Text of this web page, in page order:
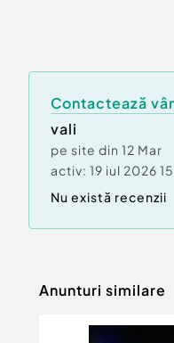
Contactează
vali
pe site din 12 Mar
activ: 19 iul 2026
Nu există recenzii
Anunturi similare